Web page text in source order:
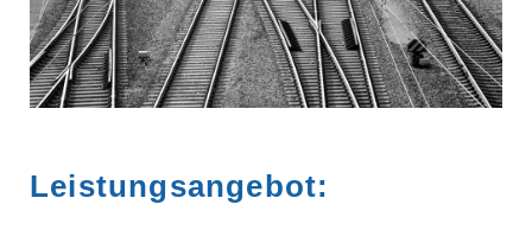
Leistungsangebot: